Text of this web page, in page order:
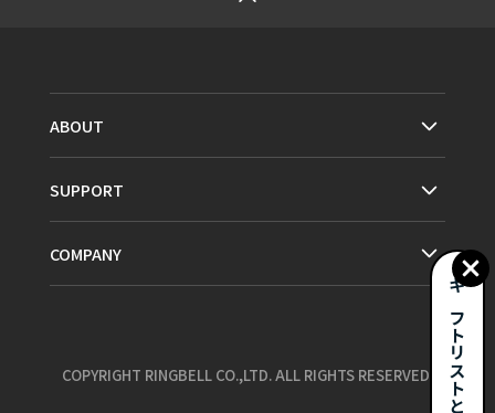
ギフトリストとは？
ABOUT
SUPPORT
COMPANY
COPYRIGHT RINGBELL CO.,LTD. ALL RIGHTS RESERVED.